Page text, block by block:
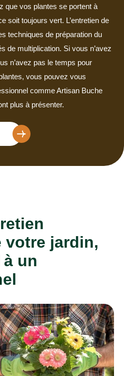
que vos plantes se portent à
soit toujours vert. L’entretien de
techniques de préparation du
de multiplication. Si vous n’avez
n’avez pas le temps pour
vous pouvez vous
comme Artisan Buche
plus à présenter.
votre jardin,
un